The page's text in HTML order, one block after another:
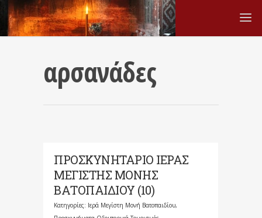
αρσανάδες
ΠΡΟΣΚΥΝΗΤΑΡΙΟ ΙΕΡΑΣ
ΜΕΓΙΣΤΗΣ ΜΟΝΗΣ
ΒΑΤΟΠΑΙΔΙΟΥ (10)
Κατηγορίες: Ιερά Μεγίστη Μονή Βατοπαιδίου,